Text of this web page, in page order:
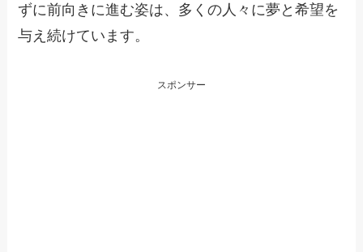
ずに前向きに進む姿は、多くの人々に夢と希望を
与え続けています。
スポンサー